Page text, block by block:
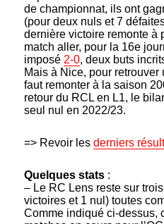
de championnat, ils ont
(pour deux nuls et 7
dernière victoire remonte à
match aller, pour la 16e
imposé 2-0, deux buts
Mais à Nice, pour retrouver
faut remonter à la saison
retour du RCL en L1, le
seul nul en 2022/23.
=> Revoir lesderniers
Quelques stats :
– Le RC Lens reste sur
victoires et 1 nul) toutes
Comme indiqué ci-dessus,